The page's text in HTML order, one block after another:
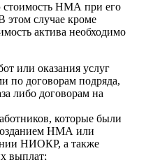
стоимость НМА при его
этом случае кроме
актива необходимо
или оказания услуг
по договорам подряда,
либо договорам на
которые были
НМА или
НИОКР, а также
выплат;